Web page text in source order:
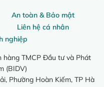
An toàn & Bảo mật
Liên hệ cá nhân
nghiệp
TMCP Đầu tư và Phát
(BIDV)
Phường Hoàn Kiếm, TP Hà